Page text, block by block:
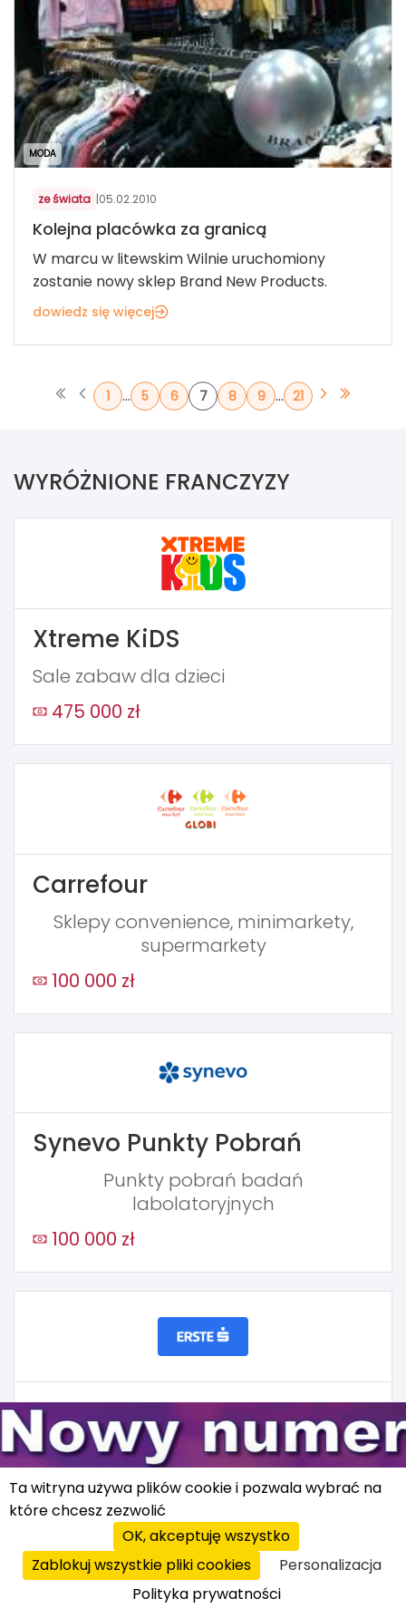
MODA
ze świata |05.02.2010
Kolejna placówka za granicą
W marcu w litewskim Wilnie uruchomiony
zostanie nowy sklep Brand New Products.
dowiedz się więcej
1 ... 5 6 7 8 9 ... 21
WYRÓŻNIONE FRANCZYZY
Xtreme KiDS
Sale zabaw dla dzieci
475 000 zł
Carrefour
Sklepy convenience, minimarkety,
supermarkety
100 000 zł
Synevo Punkty Pobrań
Punkty pobrań badań
labolatoryjnych
100 000 zł
Erste Bank Polska
Placówki bankowe
25 000 zł
Ta witryna używa plików cookie i pozwala wybrać na
które chcesz zezwolić
OK, akceptuję wszystko
Zablokuj wszystkie pliki cookies
Personalizacja
Polityka prywatności